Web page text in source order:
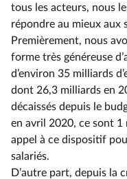
tous les acteurs, nous
répondre au mieux aux
Premièrement, nous
forme très généreuse
d’environ 35 milliards
dont 26,3 milliards en
décaissés depuis le
en avril 2020, ce sont
appel à ce dispositif
salariés.
D’autre part, depuis la